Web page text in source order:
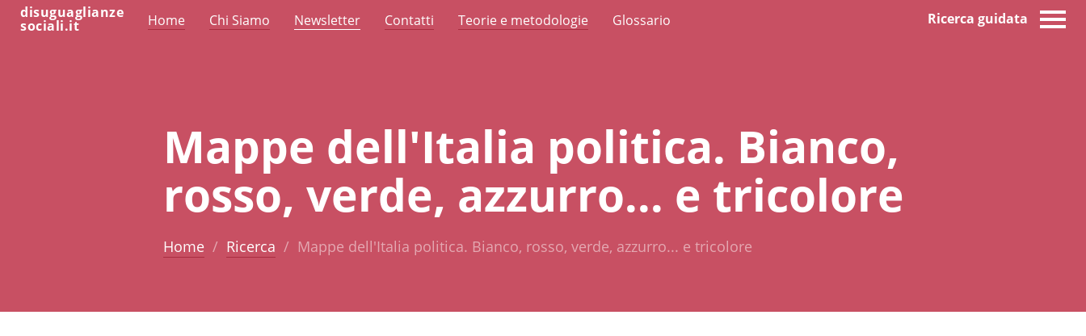
disuguaglianze
sociali.it Home Chi Siamo Newsletter Contatti Teorie e metodologie Glossario Ricerca guidata
Mappe dell'Italia politica. Bianco,
rosso, verde, azzurro... e tricolore
Home Ricerca Mappe dell'Italia politica. Bianco, rosso, verde, azzurro... e tricolore